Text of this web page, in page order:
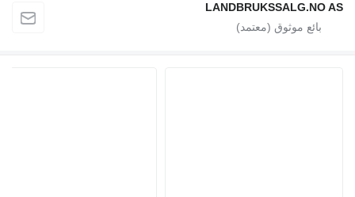
LANDBRUKSSALG.NO AS